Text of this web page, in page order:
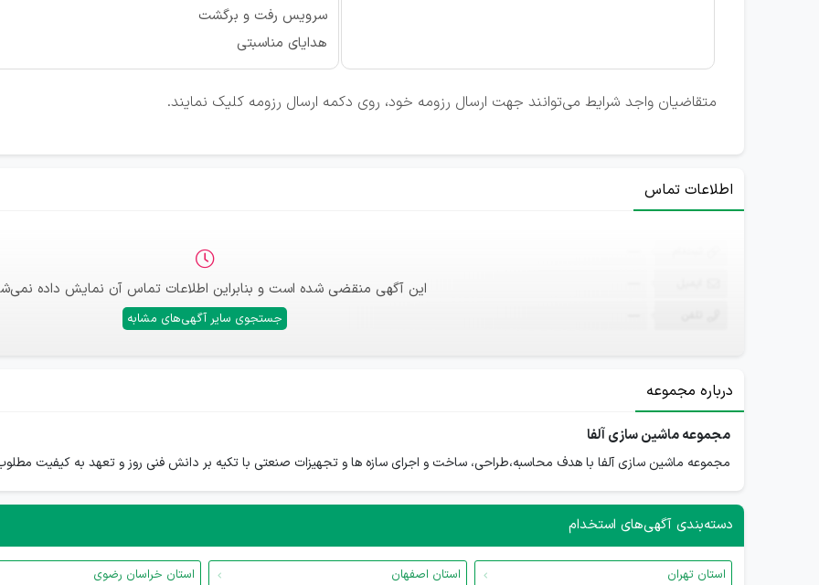
سرویس رفت و برگشت
هدایای مناسبتی
متقاضیان واجد شرایط می‌توانند جهت ارسال رزومه خود، روی دکمه ارسال رزومه کلیک نمایند.
اطلاعات تماس
این آگهی منقضی شده است و بنابراین اطلاعات تماس آن نمایش داده
جستجوی سایر آگهی‌های مشابه
درباره مجموعه
مجموعه ماشین سازی آلفا
مجموعه ماشین سازی آلفا با هدف محاسبه،طراحی، ساخت و اجرای سازه ها و تجهیزات صنعتی با تکیه بر دانش فنی روز و تعهد به کیفیت مطلوب در سال 1390
دسته‌بندی آگهی‌های استخدام
استان تهران استان اصفهان
استان خراسان رضوی